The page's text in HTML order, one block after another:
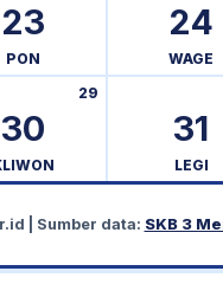
23
PON
24
WAGE
30
29
31
LEGI
| Sumber data: SKB 3